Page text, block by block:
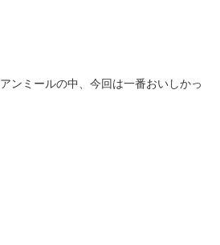
ンミールの中、今回は一番おいしかっ